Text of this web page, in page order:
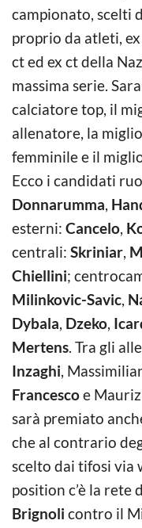
campionato, scelti
proprio da atleti,
ct ed ex ct della
massima serie.
calciatore top, il
allenatore, la
femminile e il
Ecco i candidati
Donnarumma,
esterni: Cancelo,
centrali: Skriniar,
Chiellini;
Milinkovic-Savic,
Dybala, Dzeko,
Mertens. Tra gli
Inzaghi,
Francescoe
sarà premiato
che al contrario
scelto dai tifosi via
position c’è la rete
Brignoli contro il